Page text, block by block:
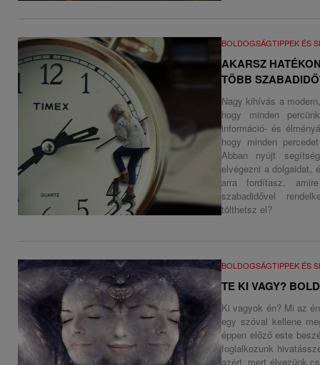
BOLDOGSÁGTIPPEK ÉS
AKARSZ
TÖBB
Nagy kihívás a
hogy minden
információ- és
hogy minden
Abban nyújt
elvégezni a dolgaidat,
arra fordítasz,
szabadidővel
tölthetsz el?
BOLDOGSÁGTIPPEK ÉS
TE KI VAGY?
Ki vagyok én? Mi az
egy szóval kellene
éppen előző este
foglalkozunk
azért, mert élvezünk